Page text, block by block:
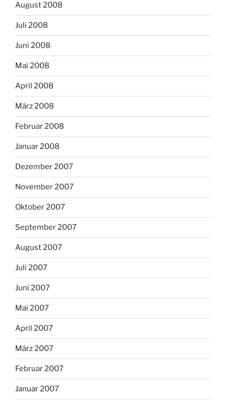
August 2008
Juli 2008
Juni 2008
Mai 2008
April 2008
März 2008
Februar 2008
Januar 2008
Dezember 2007
November 2007
Oktober 2007
September 2007
August 2007
Juli 2007
Juni 2007
Mai 2007
April 2007
März 2007
Februar 2007
Januar 2007